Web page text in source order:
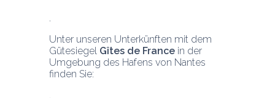
Unter unseren Unterkünften mit dem
Gütesiegel Gîtes de France in der
Umgebung des Hafens von Nantes
finden Sie: